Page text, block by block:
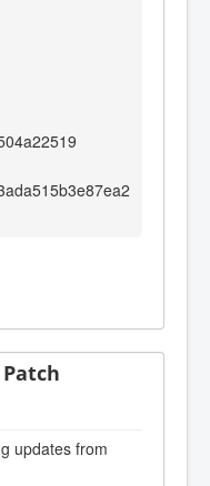
updates from